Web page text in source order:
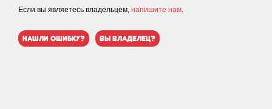
Если вы являетесь владельцем, напишите нам.
нашли ошибку? вы владелец?